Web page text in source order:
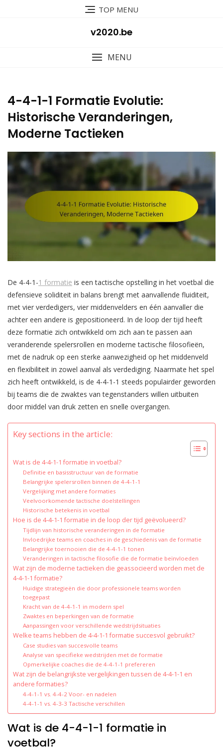
TOP MENU
v2020.be
MENU
4-4-1-1 Formatie Evolutie:
Historische Veranderingen,
Moderne Tactieken
De 4-4-1-1 formatie is een tactische opstelling in het voetbal die
defensieve soliditeit in balans brengt met aanvallende fluiditeit,
met vier verdedigers, vier middenvelders en één aanvaller die
achter een andere is gepositioneerd. In de loop der tijd heeft
deze formatie zich ontwikkeld om zich aan te passen aan
veranderende spelersrollen en moderne tactische filosofieën,
met de nadruk op een sterke aanwezigheid op het middenveld
en flexibiliteit in zowel aanval als verdediging. Naarmate het spel
zich heeft ontwikkeld, is de 4-4-1-1 steeds populairder geworden
bij teams die de zwaktes van tegenstanders willen uitbuiten
door middel van druk zetten en snelle overgangen.
Key sections in the article:
Wat is de 4-4-1-1 formatie in voetbal?
Definitie en basisstructuur van de formatie
Belangrijke spelersrollen binnen de 4-4-1-1
Vergelijking met andere formaties
Veelvoorkomende tactische doelstellingen
Historische betekenis in voetbal
Hoe is de 4-4-1-1 formatie in de loop der tijd geëvolueerd?
Tijdlijn van historische veranderingen in de formatie
Invloedrijke teams en coaches in de geschiedenis van de formatie
Belangrijke toernooien die de 4-4-1-1 tonen
Veranderingen in tactische filosofie die de formatie beïnvloeden
Wat zijn de moderne tactieken die geassocieerd worden met de
4-4-1-1 formatie?
Huidige strategieën die door professionele teams worden
toegepast
Kracht van de 4-4-1-1 in modern spel
Zwaktes en beperkingen van de formatie
Aanpassingen voor verschillende wedstrijdsituaties
Welke teams hebben de 4-4-1-1 formatie succesvol gebruikt?
Case studies van succesvolle teams
Analyse van specifieke wedstrijden met de formatie
Opmerkelijke coaches die de 4-4-1-1 prefereren
Wat zijn de belangrijkste vergelijkingen tussen de 4-4-1-1 en
andere formaties?
4-4-1-1 vs. 4-4-2 Voor- en nadelen
4-4-1-1 vs. 4-3-3 Tactische verschillen
Wat is de 4-4-1-1 formatie in
voetbal?